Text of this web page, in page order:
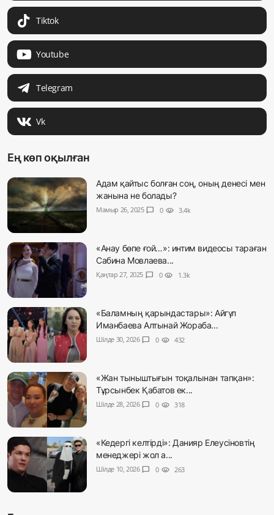
Tiktok
Youtube
Telegram
Vk
Ең көп оқылған
Адам қайтыс болған соң, оның денесі мен
жанына не болады?
Мамыр 26, 2025 chat_bubble 0 visibility 3.4k
«Анау бөпе ғой…»: интим видеосы тараған
Сабина Мовлаева...
Қаңтар 27, 2025 chat_bubble 0 visibility 1.3k
«Баламның қарындастары»: Айгүл
Иманбаева Алтынай Жораба...
Шілде 30, 2026 chat_bubble 0 visibility 432
«Жан тыныштығын тоқалынан тапқан»:
Тұрсынбек Қабатов ек...
Шілде 28, 2026 chat_bubble 0 visibility 318
«Кедергі келтірді»: Данияр Елеусіновтің
менеджері жол а...
Шілде 10, 2026 chat_bubble 0 visibility 263